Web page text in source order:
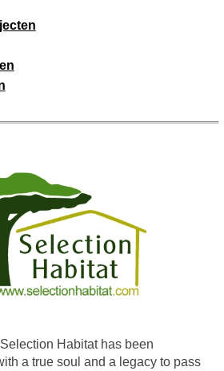
Habitat has been
a true soul and a legacy to pass